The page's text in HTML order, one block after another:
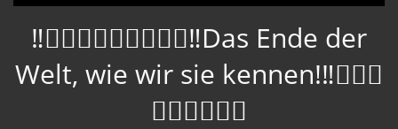
‼️🧜🏽‍♀️🧜🏽‍♀️🧜🏽‍♀️‼️Das Ende der
Welt, wie wir sie kennen!‼️🧜🏽‍♀️
🧜🏽‍♀️🧜🏽‍♀️